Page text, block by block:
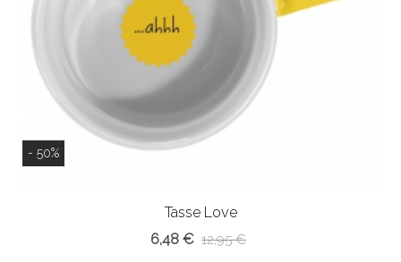
- 50%
Tasse Love
6,48 € 12,95 €